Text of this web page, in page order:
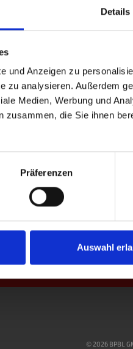
Details
und Anzeigen zu
zu analysieren. Außerdem
Medien, Werbung und
zusammen, die Sie ihnen
Präferenzen
Auswahl
1 Spieler 2
© 2026 BPBL